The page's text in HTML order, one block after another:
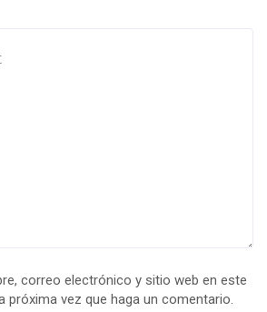
correo electrónico y sitio web en este
próxima vez que haga un comentario.